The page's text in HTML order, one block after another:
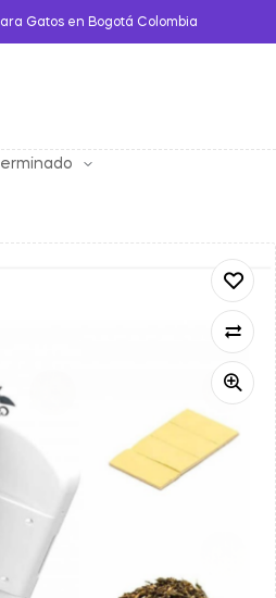
Gatos en Bogotá Colombia